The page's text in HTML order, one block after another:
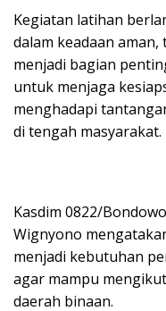
Kegiatan latihan
dalam keadaan
menjadi bagian
untuk menjaga
menghadapi
di tengah masyarakat.
Kasdim 0822/
Wignyono
menjadi kebutuhan
agar mampu
daerah binaan.